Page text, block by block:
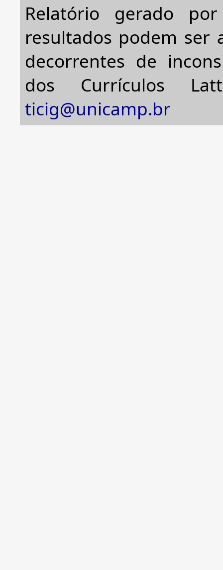
Relatório gerado
resultados podem ser
decorrentes de
dos Currículos
ticig@unicamp.br